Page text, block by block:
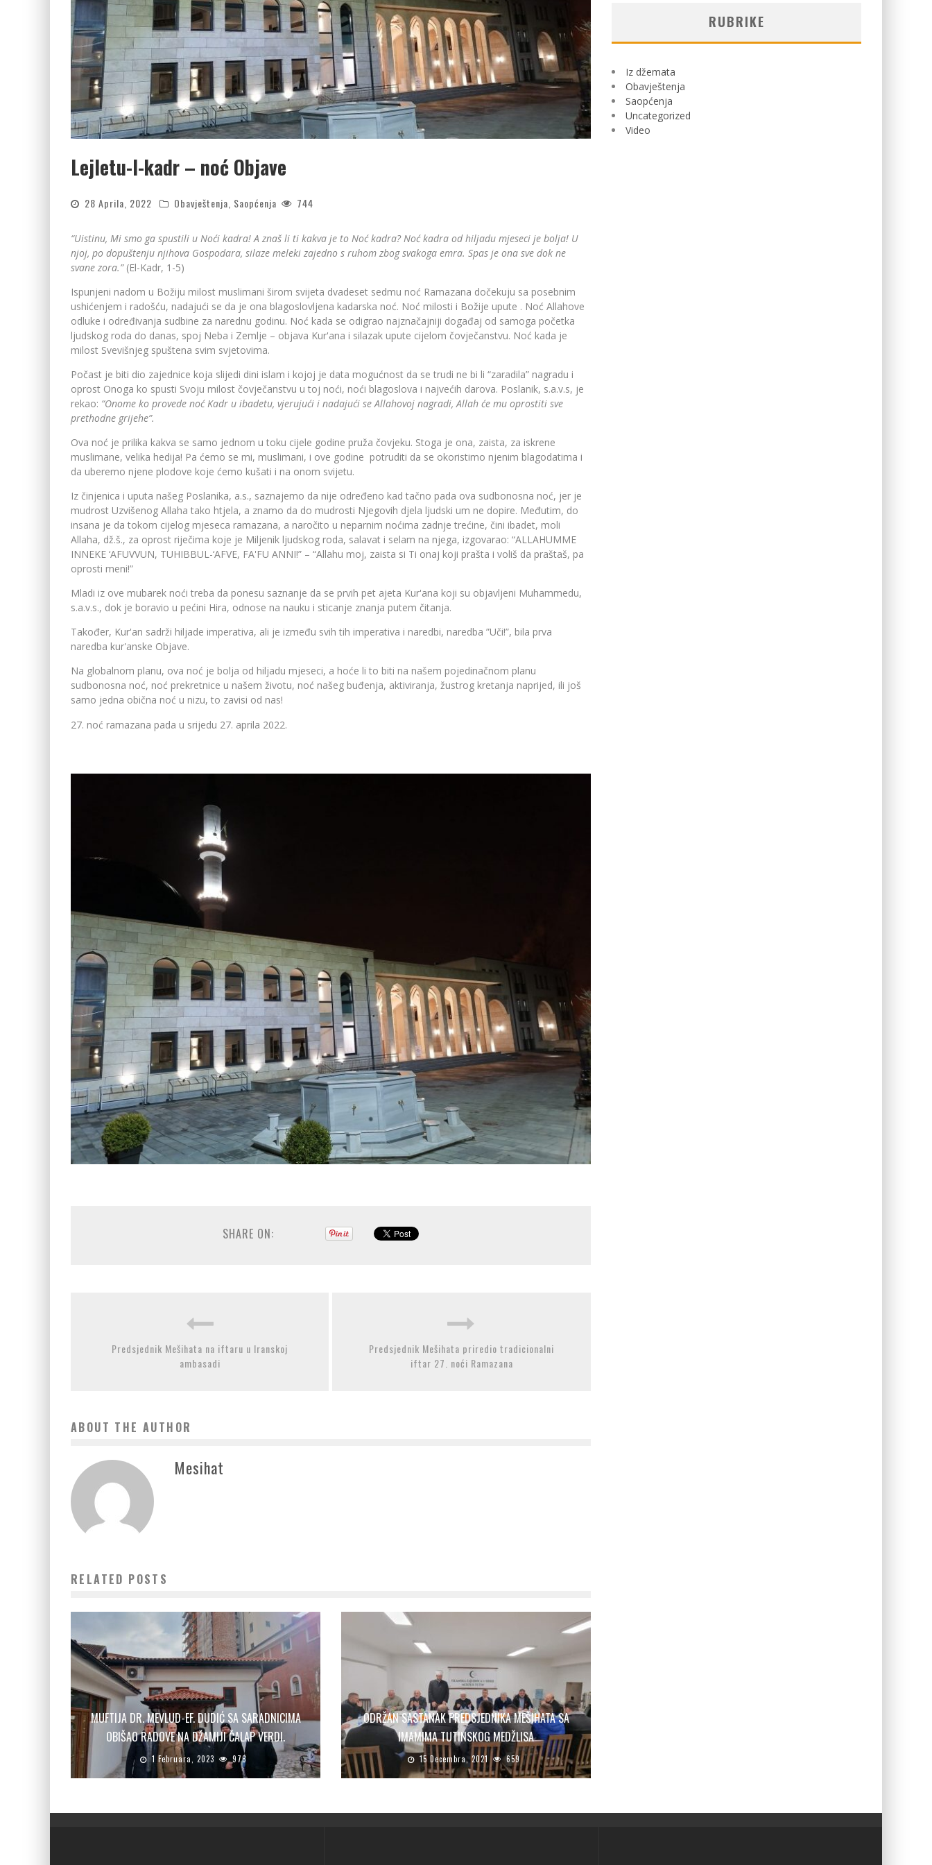
Lejletu-l-kadr – noć Objave
28 Aprila, 2022 Obavještenja Saopćenja 744
“Uistinu, Mi smo ga spustili u Noći kadra! A znaš li ti kakva je to Noć kadra? Noć kadra od hiljadu mjeseci je bolja! U
njoj, po dopuštenju njihova Gospodara, silaze meleki zajedno s ruhom zbog svakoga emra. Spas je ona sve dok ne
svane zora.”(El-Kadr, 1-5)
Ispunjeni nadom u Božiju milost muslimani širom svijeta dvadeset sedmu noć Ramazana dočekuju sa posebnim
ushićenjem i radošću, nadajući se da je ona blagoslovljena kadarska noć. Noć milosti i Božije upute . Noć Allahove
odluke i određivanja sudbine za narednu godinu. Noć kada se odigrao najznačajniji događaj od samoga početka
ljudskog roda do danas, spoj Neba i Zemlje – objava Kur'ana i silazak upute cijelom čovječanstvu. Noć kada je
milost Svevišnjeg spuštena svim svjetovima.
Počast je biti dio zajednice koja slijedi dini islam i kojoj je data mogućnost da se trudi ne bi li “zaradila” nagradu i
oprost Onoga ko spusti Svoju milost čovječanstvu u toj noći, noći blagoslova i najvećih darova. Poslanik, s.a.v.s, je
rekao: “Onome ko provede noć Kadr u ibadetu, vjerujući i nadajući se Allahovoj nagradi, Allah će mu oprostiti sve
prethodne grijehe”.
Ova noć je prilika kakva se samo jednom u toku cijele godine pruža čovjeku. Stoga je ona, zaista, za iskrene
muslimane, velika hedija! Pa ćemo se mi, muslimani, i ove godine potruditi da se okoristimo njenim blagodatima i
da uberemo njene plodove koje ćemo kušati i na onom svijetu.
Iz činjenica i uputa našeg Poslanika, a.s., saznajemo da nije određeno kad tačno pada ova sudbonosna noć, jer je
mudrost Uzvišenog Allaha tako htjela, a znamo da do mudrosti Njegovih djela ljudski um ne dopire. Međutim, do
insana je da tokom cijelog mjeseca ramazana, a naročito u neparnim noćima zadnje trećine, čini ibadet, moli
Allaha, dž.š., za oprost riječima koje je Miljenik ljudskog roda, salavat i selam na njega, izgovarao: “ALLAHUMME
INNEKE ‘AFUVVUN, TUHIBBUL-‘AFVE, FA'FU ANNI!” – “Allahu moj, zaista si Ti onaj koji prašta i voliš da praštaš, pa
oprosti meni!”
Mladi iz ove mubarek noći treba da ponesu saznanje da se prvih pet ajeta Kur'ana koji su objavljeni Muhammedu,
s.a.v.s., dok je boravio u pećini Hira, odnose na nauku i sticanje znanja putem čitanja.
Također, Kur'an sadrži hiljade imperativa, ali je između svih tih imperativa i naredbi, naredba ”Uči!”, bila prva
naredba kur'anske Objave.
Na globalnom planu, ova noć je bolja od hiljadu mjeseci, a hoće li to biti na našem pojedinačnom planu
sudbonosna noć, noć prekretnice u našem životu, noć našeg buđenja, aktiviranja, žustrog kretanja naprijed, ili još
samo jedna obična noć u nizu, to zavisi od nas!
noć ramazana pada u srijedu 27. aprila 2022.
SHARE ON:
Predsjednik Mešihata na iftaru u Iranskoj
ambasadi
Predsjednik Mešihata priredio tradicionalni
iftar 27. noći Ramazana
ABOUT THE AUTHOR
Mesihat
RELATED POSTS
MUFTIJA DR. MEVLUD-EF. DUDIĆ SA SARADNICIMA
OBIŠAO RADOVE NA DŽAMIJI ČALAP VERDI.
1 Februara, 2023 976
ODRŽAN SASTANAK PREDSJEDNIKA MEŠIHATA SA
IMAMIMA TUTINSKOG MEDŽLISA
15 Decembra, 2021 659
RUBRIKE
Iz džemata
Obavještenja
Saopćenja
Uncategorized
Video